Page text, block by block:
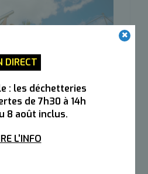
DIRECT
: les déchetteries
de 7h30 à 14h
8 août inclus.
L'INFO